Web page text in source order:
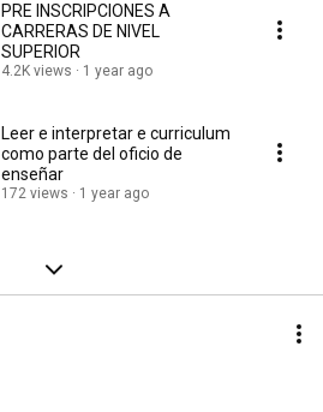
PRE INSCRIPCIONES A
CARRERAS DE NIVEL
SUPERIOR
4.2K views 1 year ago
Leer e interpretar e curriculum
como parte del oficio de
enseñar
172 views 1 year ago